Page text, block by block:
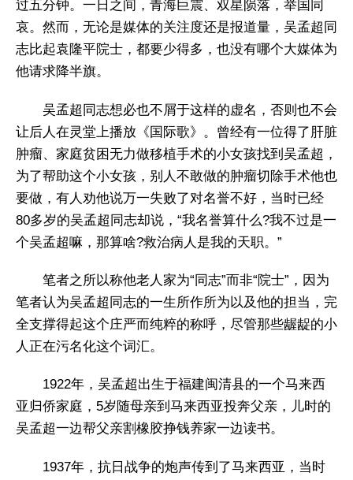
过五分钟。一日之间，青海巨震、双星陨落，举国同
哀。然而，无论是媒体的关注度还是报道量，吴孟超同
志比起袁隆平院士，都要少得多，也没有哪个大媒体为
他请求降半旗。
吴孟超同志想必也不屑于这样的虚名，否则也不会
让后人在灵堂上播放《国际歌》。曾经有一位得了肝脏
肿瘤、家庭贫困无力做移植手术的小女孩找到吴孟超，
为了帮助这个小女孩，别人不敢做的肿瘤切除手术他也
要做，有人劝他说万一失败了对名誉不好，当时已经
80多岁的吴孟超同志却说，“我名誉算什么?我不过是一
个吴孟超嘛，那算啥?救治病人是我的天职。”
笔者之所以称他老人家为“同志”而非“院士”，因为
笔者认为吴孟超同志的一生所作所为以及他的担当，完
全支撑得起这个庄严而纯粹的称呼，尽管那些龌龊的小
人正在污名化这个词汇。
1922年，吴孟超出生于福建闽清县的一个马来西
亚归侨家庭，5岁随母亲到马来西亚投奔父亲，儿时的
吴孟超一边帮父亲割橡胶挣钱养家一边读书。
1937年，抗日战争的炮声传到了马来西亚，当时